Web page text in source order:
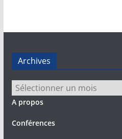
Archives
Archives
A propos
Conférences